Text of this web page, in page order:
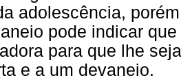
adolescência,
pode indicar
para que lhe
e a um devaneio.